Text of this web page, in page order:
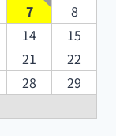
7
8
14
15
21
22
28
29